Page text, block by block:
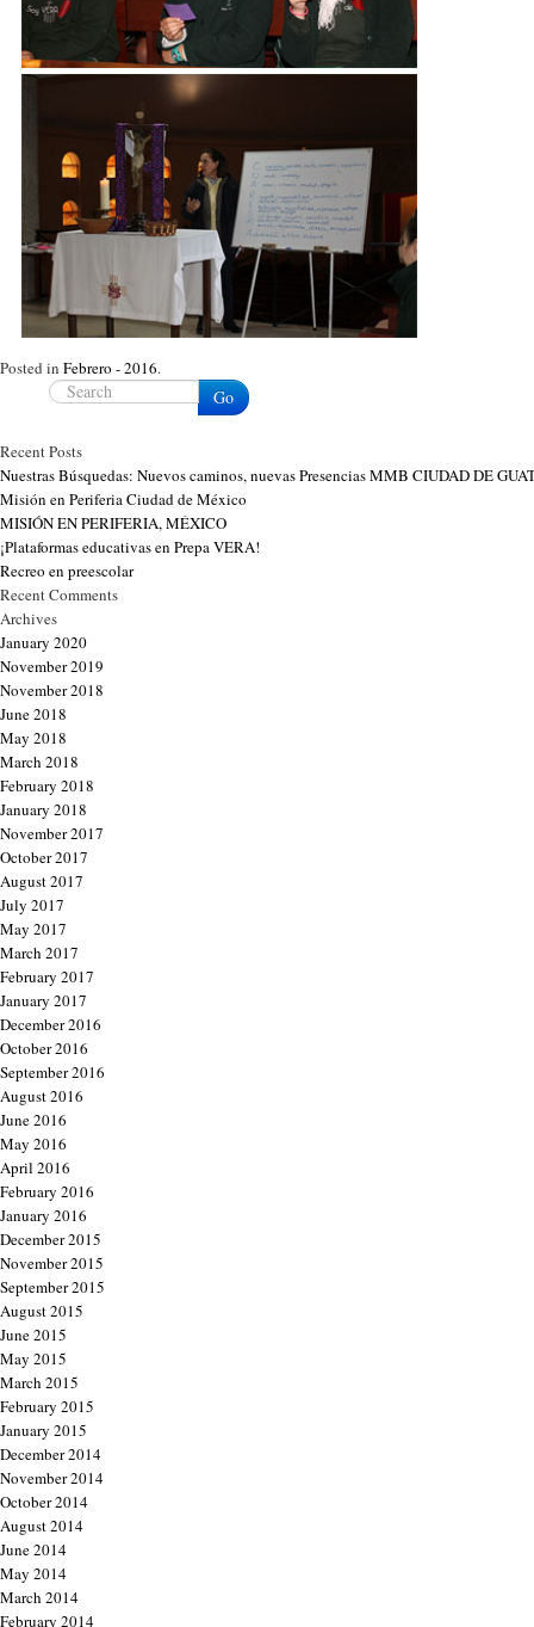
Posted in Febrero - 2016.
Go
Recent Posts
Nuestras Búsquedas: Nuevos caminos, nuevas Presencias MMB CIUDAD DE
Misión en Periferia Ciudad de México
MISIÓN EN PERIFERIA, MÉXICO
¡Plataformas educativas en Prepa VERA!
Recreo en preescolar
Recent Comments
Archives
January 2020
November 2019
November 2018
June 2018
May 2018
March 2018
February 2018
January 2018
November 2017
October 2017
August 2017
July 2017
May 2017
March 2017
February 2017
January 2017
December 2016
October 2016
September 2016
August 2016
June 2016
May 2016
April 2016
February 2016
January 2016
December 2015
November 2015
September 2015
August 2015
June 2015
May 2015
March 2015
February 2015
January 2015
December 2014
November 2014
October 2014
August 2014
June 2014
May 2014
March 2014
February 2014